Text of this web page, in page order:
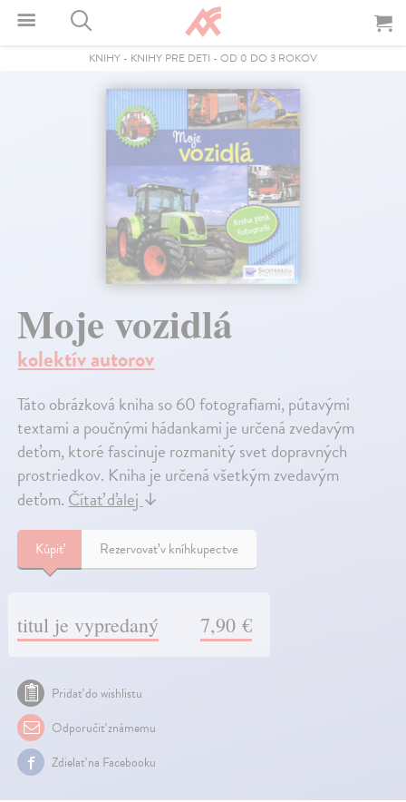
KNIHY - KNIHY PRE DETI - OD 0 DO 3 ROKOV
Moje vozidlá
kolektív autorov
Táto obrázková kniha so 60 fotografiami, pútavými
textami a poučnými hádankami je určená zvedavým
deťom, ktoré fascinuje rozmanitý svet dopravných
prostriedkov. Kniha je určená všetkým zvedavým
deťom. Čítať ďalej ↓
Kúpiť Rezervovať v kníhkupectve
titul je vypredaný 7,90 €
Pridať do wishlistu
Odporučiť známemu
Zdielať na Facebooku